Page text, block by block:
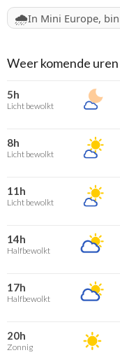
🌧️In Mini Europe,
Weer komende uren
5h
Licht bewolkt
8h
Licht bewolkt
11h
Licht bewolkt
14h
Halfbewolkt
17h
Halfbewolkt
20h
Zonnig